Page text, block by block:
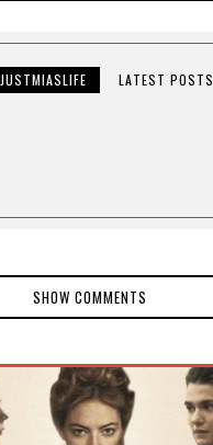
JUSTMIASLIFE LATEST POSTS
SHOW COMMENTS